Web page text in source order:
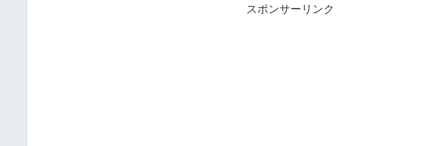
スポンサーリンク